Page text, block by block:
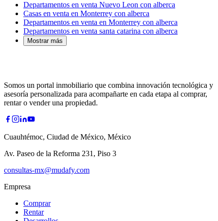
Departamentos en venta Nuevo Leon con alberca
Casas en venta en Monterrey con alberca
Departamentos en venta en Monterrey con alberca
Departamentos en venta santa catarina con alberca
Mostrar más
Somos un portal inmobiliario que combina innovación tecnológica y
asesoría personalizada para acompañarte en cada etapa al comprar,
rentar o vender una propiedad.
Cuauhtémoc, Ciudad de México, México
Av. Paseo de la Reforma 231, Piso 3
consultas-mx@mudafy.com
Empresa
Comprar
Rentar